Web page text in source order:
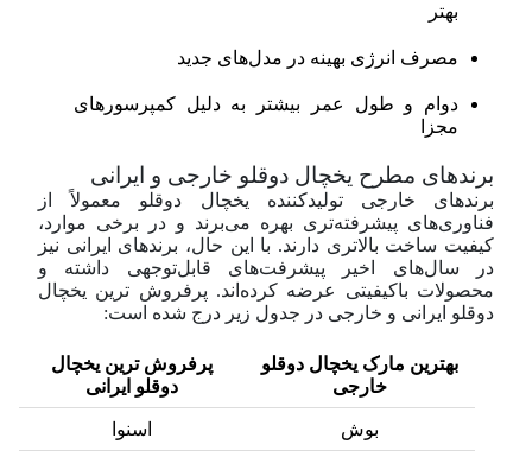
بهتر
مصرف انرژی بهینه در مدل‌های جدید
دوام و طول عمر بیشتر به دلیل کمپرسورهای
مجزا
برندهای مطرح یخچال دوقلو خارجی و ایرانی
برندهای خارجی تولیدکننده یخچال دوقلو معمولاً از
فناوری‌های پیشرفته‌تری بهره می‌برند و در برخی موارد،
کیفیت ساخت بالاتری دارند. با این حال، برندهای ایرانی نیز
در سال‌های اخیر پیشرفت‌های قابل‌توجهی داشته و
محصولات با‌کیفیتی عرضه کرده‌اند. پرفروش ترین یخچال
دوقلو ایرانی و خارجی در جدول زیر درج شده است:
بهترین مارک یخچال دوقلو
خارجی
پرفروش ترین یخچال
دوقلو ایرانی
بوش اسنوا